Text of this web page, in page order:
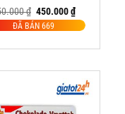
₫ Giá
gốc
là:
450.000₫Giá
hiện
tại
450.000 ₫.
ĐÃ BÁN 669